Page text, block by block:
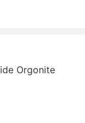
Orgonite